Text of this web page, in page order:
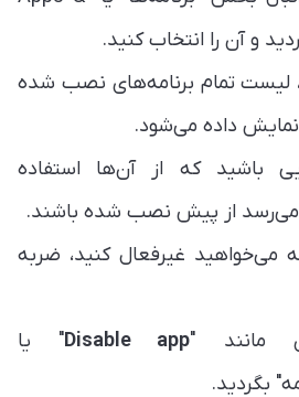
لیست تمام برنامه‌های نصب شده
داده می‌شود.
باشید که از آن‌ها استفاده
می‌رسد از پیش نصب شده باشند.
می‌خواهید غیرفعال کنید، ضربه
مانند "Disable app" یا
بگردید.